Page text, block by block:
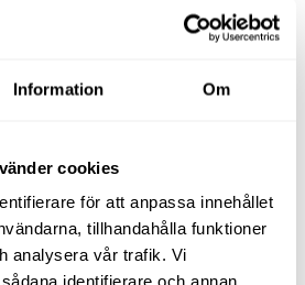
Information Om
cookies
för att anpassa innehållet
tillhandahålla funktioner
analysera vår trafik. Vi
identifierare och annan
& Våtdammsugare
Textil- & våtdammsugare